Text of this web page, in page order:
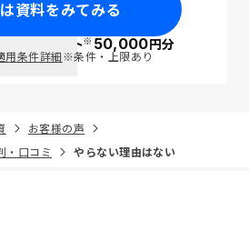
資料をみてみる
ポイント※50,000円分
用条件詳細※条件・上限あり
お客様の声
・口コミ
やらない理由はない